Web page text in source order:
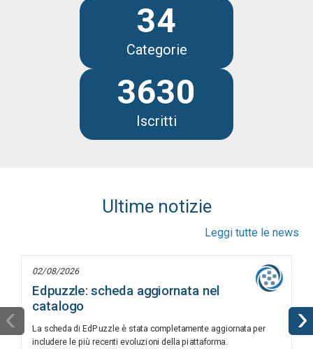
34
Categorie
3630
Iscritti
Ultime notizie
Leggi tutte le news
02/08/2026
Edpuzzle: scheda aggiornata nel
catalogo
La scheda di EdPuzzle è stata completamente aggiornata per
includere le più recenti evoluzioni della piattaforma.
‹ ›